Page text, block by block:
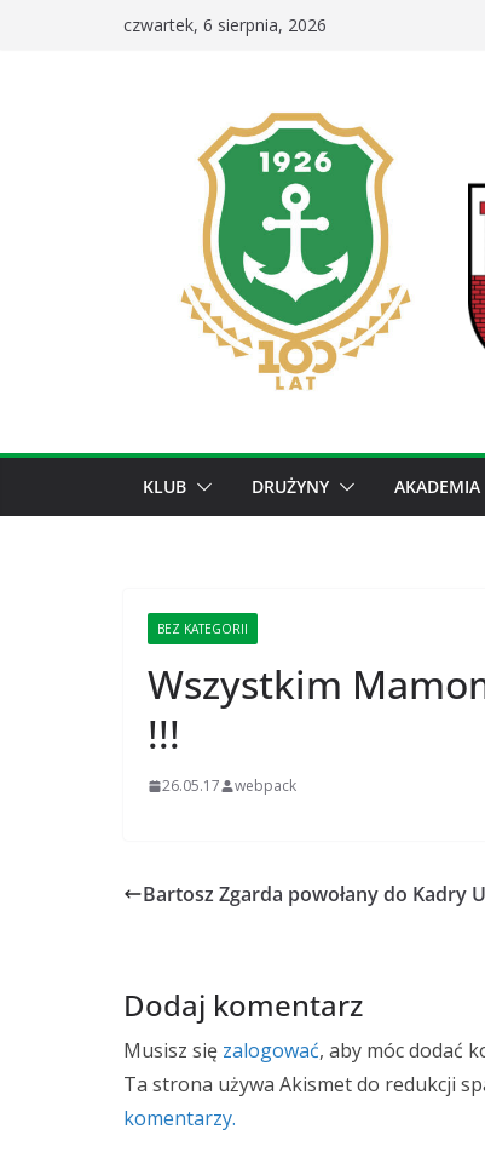
czwartek, 6 sierpnia, 2026
KLUB DRUŻYNY AKADEMIA
BEZ KATEGORII
Wszystkim
!!!
26.05.17 webpack
Bartosz Zgarda powołany do Kadry
Dodaj komentarz
Musisz się zalogować, aby móc dodać
Ta strona używa Akismet do redukcji
komentarzy.